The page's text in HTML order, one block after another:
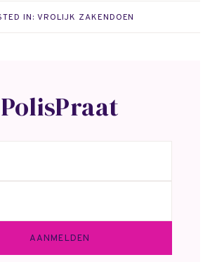
IN:VROLIJK ZAKENDOEN
PolisPraat